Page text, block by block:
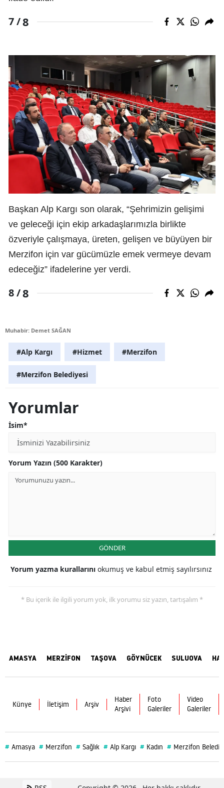
7 /8
Başkan Alp Kargı son olarak, “Şehrimizin gelişimi
ve geleceği için ekip arkadaşlarımızla birlikte
özveriyle çalışmaya, üreten, gelişen ve büyüyen bir
Merzifon için var gücümüzle emek vermeye devam
edeceğiz” ifadelerine yer verdi.
8 /8
Muhabir: Demet SAĞAN
#Alp Kargı #Hizmet #Merzifon
#Merzifon Belediyesi
Yorumlar
İsim*
Yorum Yazın (500 Karakter)
GÖNDER
Yorum yazma kurallarını okumuş ve kabul etmiş sayılırsınız
* Bu içerik ile ilgili yorum yok, ilk yorumu siz yazın, tartışalım *
AMASYA MERZİFON TAŞOVA GÖYNÜCEK SULUOVA
Künye İletişim Arşiv
Haber
Arşivi
Foto
Galeriler
Video
Galeriler
# Amasya # Merzifon # Sağlık # Alp Kargı # Kadın # Merzifon